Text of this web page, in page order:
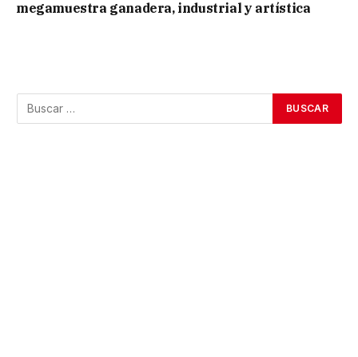
megamuestra ganadera, industrial y artística